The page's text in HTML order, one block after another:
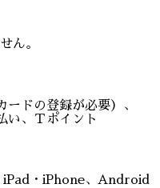
ん。
ドの登録が必要）、
い、Ｔポイント
・iPhone、Android